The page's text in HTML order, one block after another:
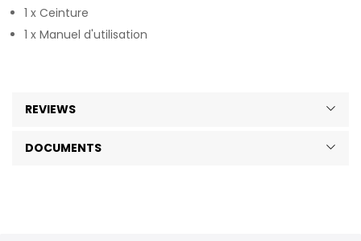
1 x Ceinture
1 x Manuel d'utilisation
REVIEWS
DOCUMENTS